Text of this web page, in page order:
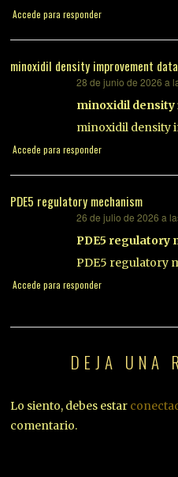
Accede para responder
minoxidil density improvement data
28 de junio de 2026 a
minoxidil
minoxidil density
Accede para responder
PDE5 regulatory mechanism
26 de julio de 2026 a
PDE5 regulatory
PDE5 regulatory
Accede para responder
DEJA UNA
Lo siento, debes estar
comentario.